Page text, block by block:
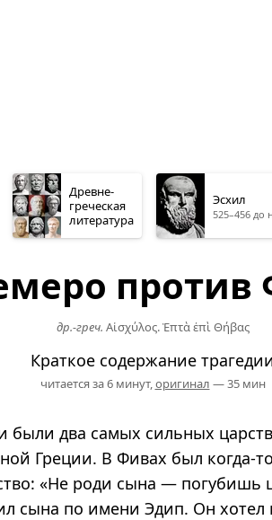
Древне­
греческая
литература
Эсхил
525–456 до
против
др.-греч. Αἰσχύλος. Ἑπτὰ ἐπὶ Θήβας
Краткое содержание трагедии
читается за 6 минут,оригинал — 35 мин
были два самых сильных
Греции. В Фивах был когда-
«Не роди сына — погубишь
сына по имени Эдип. Он хотел